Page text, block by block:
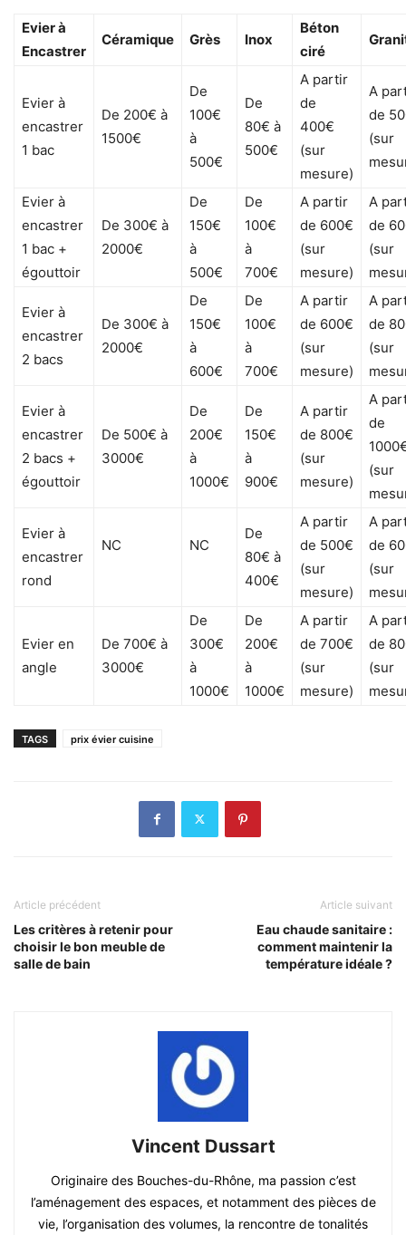
Evier à
Encastrer
Céramique Grès Inox
Béton
ciré
Evier à
encastrer
1 bac
De 200€ à
1500€
De
100€
à
500€
De
80€ à
500€
A partir
de
400€
(sur
mesure)
A
de
(sur
Evier à
encastrer
1 bac +
égouttoir
De 300€ à
2000€
De
150€
à
500€
De
100€
à
700€
A partir
de 600€
(sur
mesure)
A
de
(sur
Evier à
encastrer
2 bacs
De 300€ à
2000€
De
150€
à
600€
De
100€
à
700€
A partir
de 600€
(sur
mesure)
A
de
(sur
Evier à
encastrer
2 bacs +
égouttoir
De 500€ à
3000€
De
200€
à
1000€
De
150€
à
900€
A partir
de 800€
(sur
mesure)
A
de
(sur
Evier à
encastrer
rond
NC NC
De
80€ à
400€
A partir
de 500€
(sur
mesure)
A
de
(sur
Evier en
angle
De 700€ à
3000€
De
300€
à
1000€
De
200€
à
1000€
A partir
de 700€
(sur
mesure)
A
de
(sur
TAGS prix évier cuisine
Article précédent
Les critères à retenir pour
choisir le bon meuble de
salle de bain
Article suivant
Eau chaude sanitaire :
comment maintenir la
température idéale ?
Vincent Dussart
Originaire des Bouches-du-Rhône, ma passion c’est
l’aménagement des espaces, et notamment des pièces de
vie, l’organisation des volumes, la rencontre de tonalités